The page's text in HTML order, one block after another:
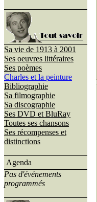
Sa vie de 1913 à 2001
Ses oeuvres littéraires
Ses poèmes
Charles et la peinture
Bibliographie
Sa filmographie
Sa discographie
Ses DVD et BluRay
Toutes ses chansons
Ses récompenses et
distinctions
Agenda
Pas d'événements
programmés